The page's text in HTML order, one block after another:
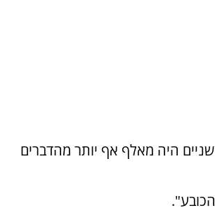
היה מאלף אף יותר מהדברים